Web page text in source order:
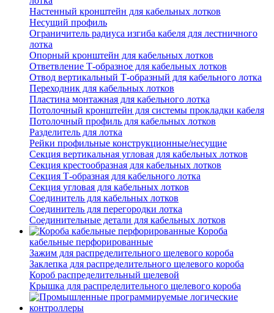
Настенный кронштейн для кабельных лотков
Несущий профиль
Ограничитель радиуса изгиба кабеля для лестничного
лотка
Опорный кронштейн для кабельных лотков
Ответвление Т-образное для кабельных лотков
Отвод вертикальный Т-образный для кабельного лотка
Переходник для кабельных лотков
Пластина монтажная для кабельного лотка
Потолочный кронштейн для системы прокладки кабеля
Потолочный профиль для кабельных лотков
Разделитель для лотка
Рейки профильные конструкционные/несущие
Секция вертикальная угловая для кабельных лотков
Секция крестообразная для кабельных лотков
Секция Т-образная для кабельного лотка
Секция угловая для кабельных лотков
Соединитель для кабельных лотков
Соединитель для перегородки лотка
Соединительные детали для кабельных лотков
Короба
кабельные перфорированные
Зажим для распределительного щелевого короба
Заклепка для распределительного щелевого короба
Короб распределительный щелевой
Крышка для распределительного щелевого короба